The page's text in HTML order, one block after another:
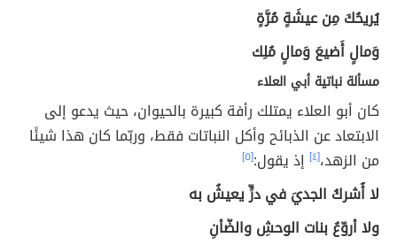
يُريحُكَ مِن عيشَةٍ مُرَّةٍ
وَمالٍ أَضيعَ وَمالٍ مُلِك
مسألة نباتية أبي العلاء
كان أبو العلاء يمتلك رأفة كبيرة بالحيوان، حيث يدعو إلى
الابتعاد عن الذبائح وأكل النباتات فقط، وربّما كان هذا شيئًا
من الزهد،[٤] إذ يقول:[٥]
لا أُشركُ الجديَ في درٍّ يعيشُ به
ولا أروّعُ بنات الوحشِ والضّأنِ